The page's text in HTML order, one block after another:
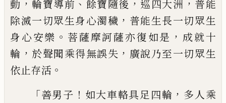
動 ，輪寶導前 、 餘寶隨後 ， 巡四大洲 ， 普能
除滅一切眾生身心濁穢 ， 普能生長一切眾生
身心安樂 。 菩薩摩訶薩亦復如是 ， 成就十
輪 ， 於聲聞乘得無誤失 ， 廣說乃至一切眾生
依止存活 。
「善男子 ！ 如大車輅具足四輪 ， 多人乘